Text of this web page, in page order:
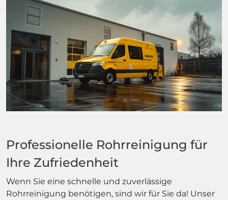
Professionelle Rohrreinigung für
Ihre Zufriedenheit
Wenn Sie eine schnelle und zuverlässige
Rohrreinigung benötigen, sind wir für Sie da! Unser